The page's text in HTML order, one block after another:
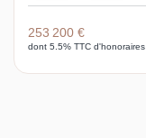
253 200 €
dont 5.5% TTC d'honoraires